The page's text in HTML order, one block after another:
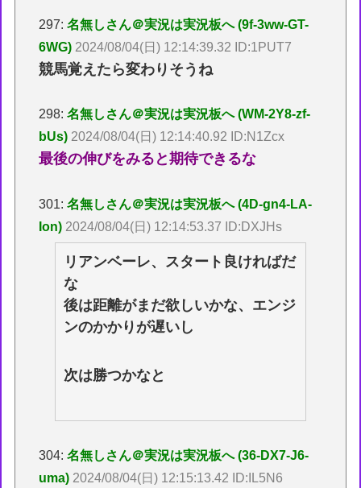
297:名無しさん＠実況は実況板へ (9f-3ww-GT-
6WG) 2024/08/04(日) 12:14:39.32 ID:1PUT7
競馬覚えたら変わりそうね
298:名無しさん＠実況は実況板へ (WM-2Y8-zf-
bUs) 2024/08/04(日) 12:14:40.92 ID:N1Zcx
最後の伸びをみると期待できるな
301:名無しさん＠実況は実況板へ (4D-gn4-LA-
Ion) 2024/08/04(日) 12:14:53.37 ID:DXJHs
リアンベーレ、スタート良ければだ
な
後は距離がまだ欲しいかな、エンジ
ンのかかりが遅いし
次は勝つかなと
304:名無しさん＠実況は実況板へ (36-DX7-J6-
uma) 2024/08/04(日) 12:15:13.42 ID:IL5N6